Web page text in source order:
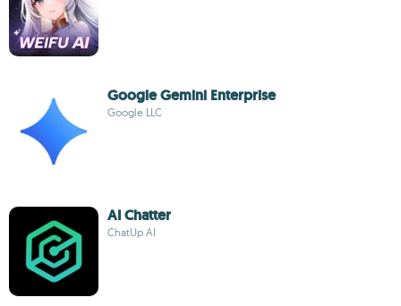
Google Gemini Enterprise
Google LLC
AI Chatter
ChatUp AI